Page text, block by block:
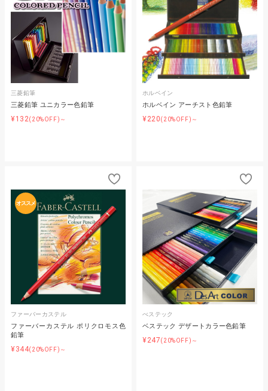
三菱鉛筆
三菱鉛筆 ユニカラー色鉛筆
¥132(20%OFF)～
ホルベイン
ホルベイン アーチスト色鉛筆
¥220(20%OFF)～
オススメ
ファーバーカステル
ファーバーカステル ポリクロモス色
鉛筆
¥344(20%OFF)～
べステック
ベステック デザートカラー色鉛筆
¥247(20%OFF)～